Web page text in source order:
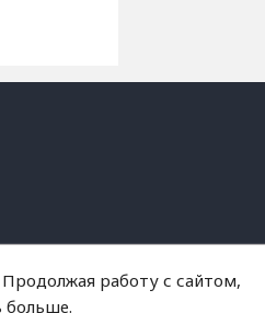
работу с сайтом,
больше.